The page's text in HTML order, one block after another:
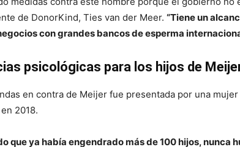
de DonorKind, Ties van der Meer. “Tiene un
con grandes bancos de esperma
psicológicas para los hijos de
en contra de Meijer fue presentada por una
2018.
que ya había engendrado más de 100 hijos, nunca